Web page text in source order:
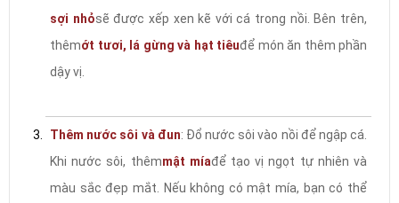
sợi nhỏsẽ được xếp xen kẽ với cá trong nồi. Bên trên,
thêmớt tươi, lá gừng và hạt tiêuđể món ăn thêm phần
dậy vị.
Thêm nước sôi và đun: Đổ nước sôi vào nồi để ngập cá.
Khi nước sôi, thêmmật míađể tạo vị ngọt tự nhiên và
màu sắc đẹp mắt. Nếu không có mật mía, bạn có thể